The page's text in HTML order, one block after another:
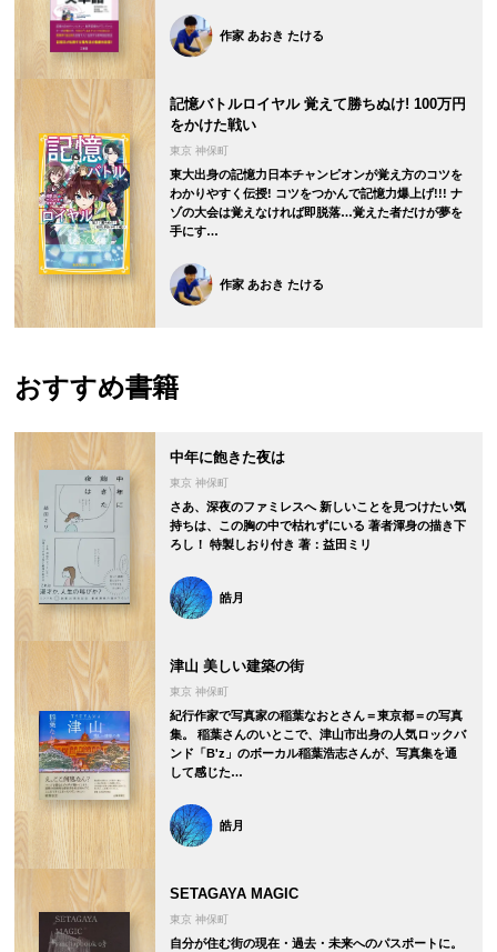
作家 あおき たける
記憶バトルロイヤル 覚えて勝ちぬけ! 100万円
をかけた戦い
東京 神保町
東大出身の記憶力日本チャンピオンが覚え方のコツを
わかりやすく伝授! コツをつかんで記憶力爆上げ!!! ナ
ゾの大会は覚えなければ即脱落…覚えた者だけが夢を
手にす…
作家 あおき たける
おすすめ書籍
中年に飽きた夜は
東京 神保町
さあ、深夜のファミレスへ 新しいことを見つけたい気
持ちは、この胸の中で枯れずにいる 著者渾身の描き下
ろし！ 特製しおり付き 著：益田ミリ
皓月
津山 美しい建築の街
東京 神保町
紀行作家で写真家の稲葉なおとさん＝東京都＝の写真
集。 稲葉さんのいとこで、津山市出身の人気ロックバ
ンド「B'z」のボーカル稲葉浩志さんが、写真集を通
して感じた…
皓月
SETAGAYA MAGIC
東京 神保町
自分が住む街の現在・過去・未来へのパスポートに。